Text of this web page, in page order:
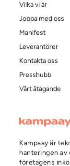
Kampaay är
hanteringen av
företagens
Vilka vi är
Jobba med oss
Manifest
Leverantörer
Kontakta oss
Presshubb
Vårt åtagande